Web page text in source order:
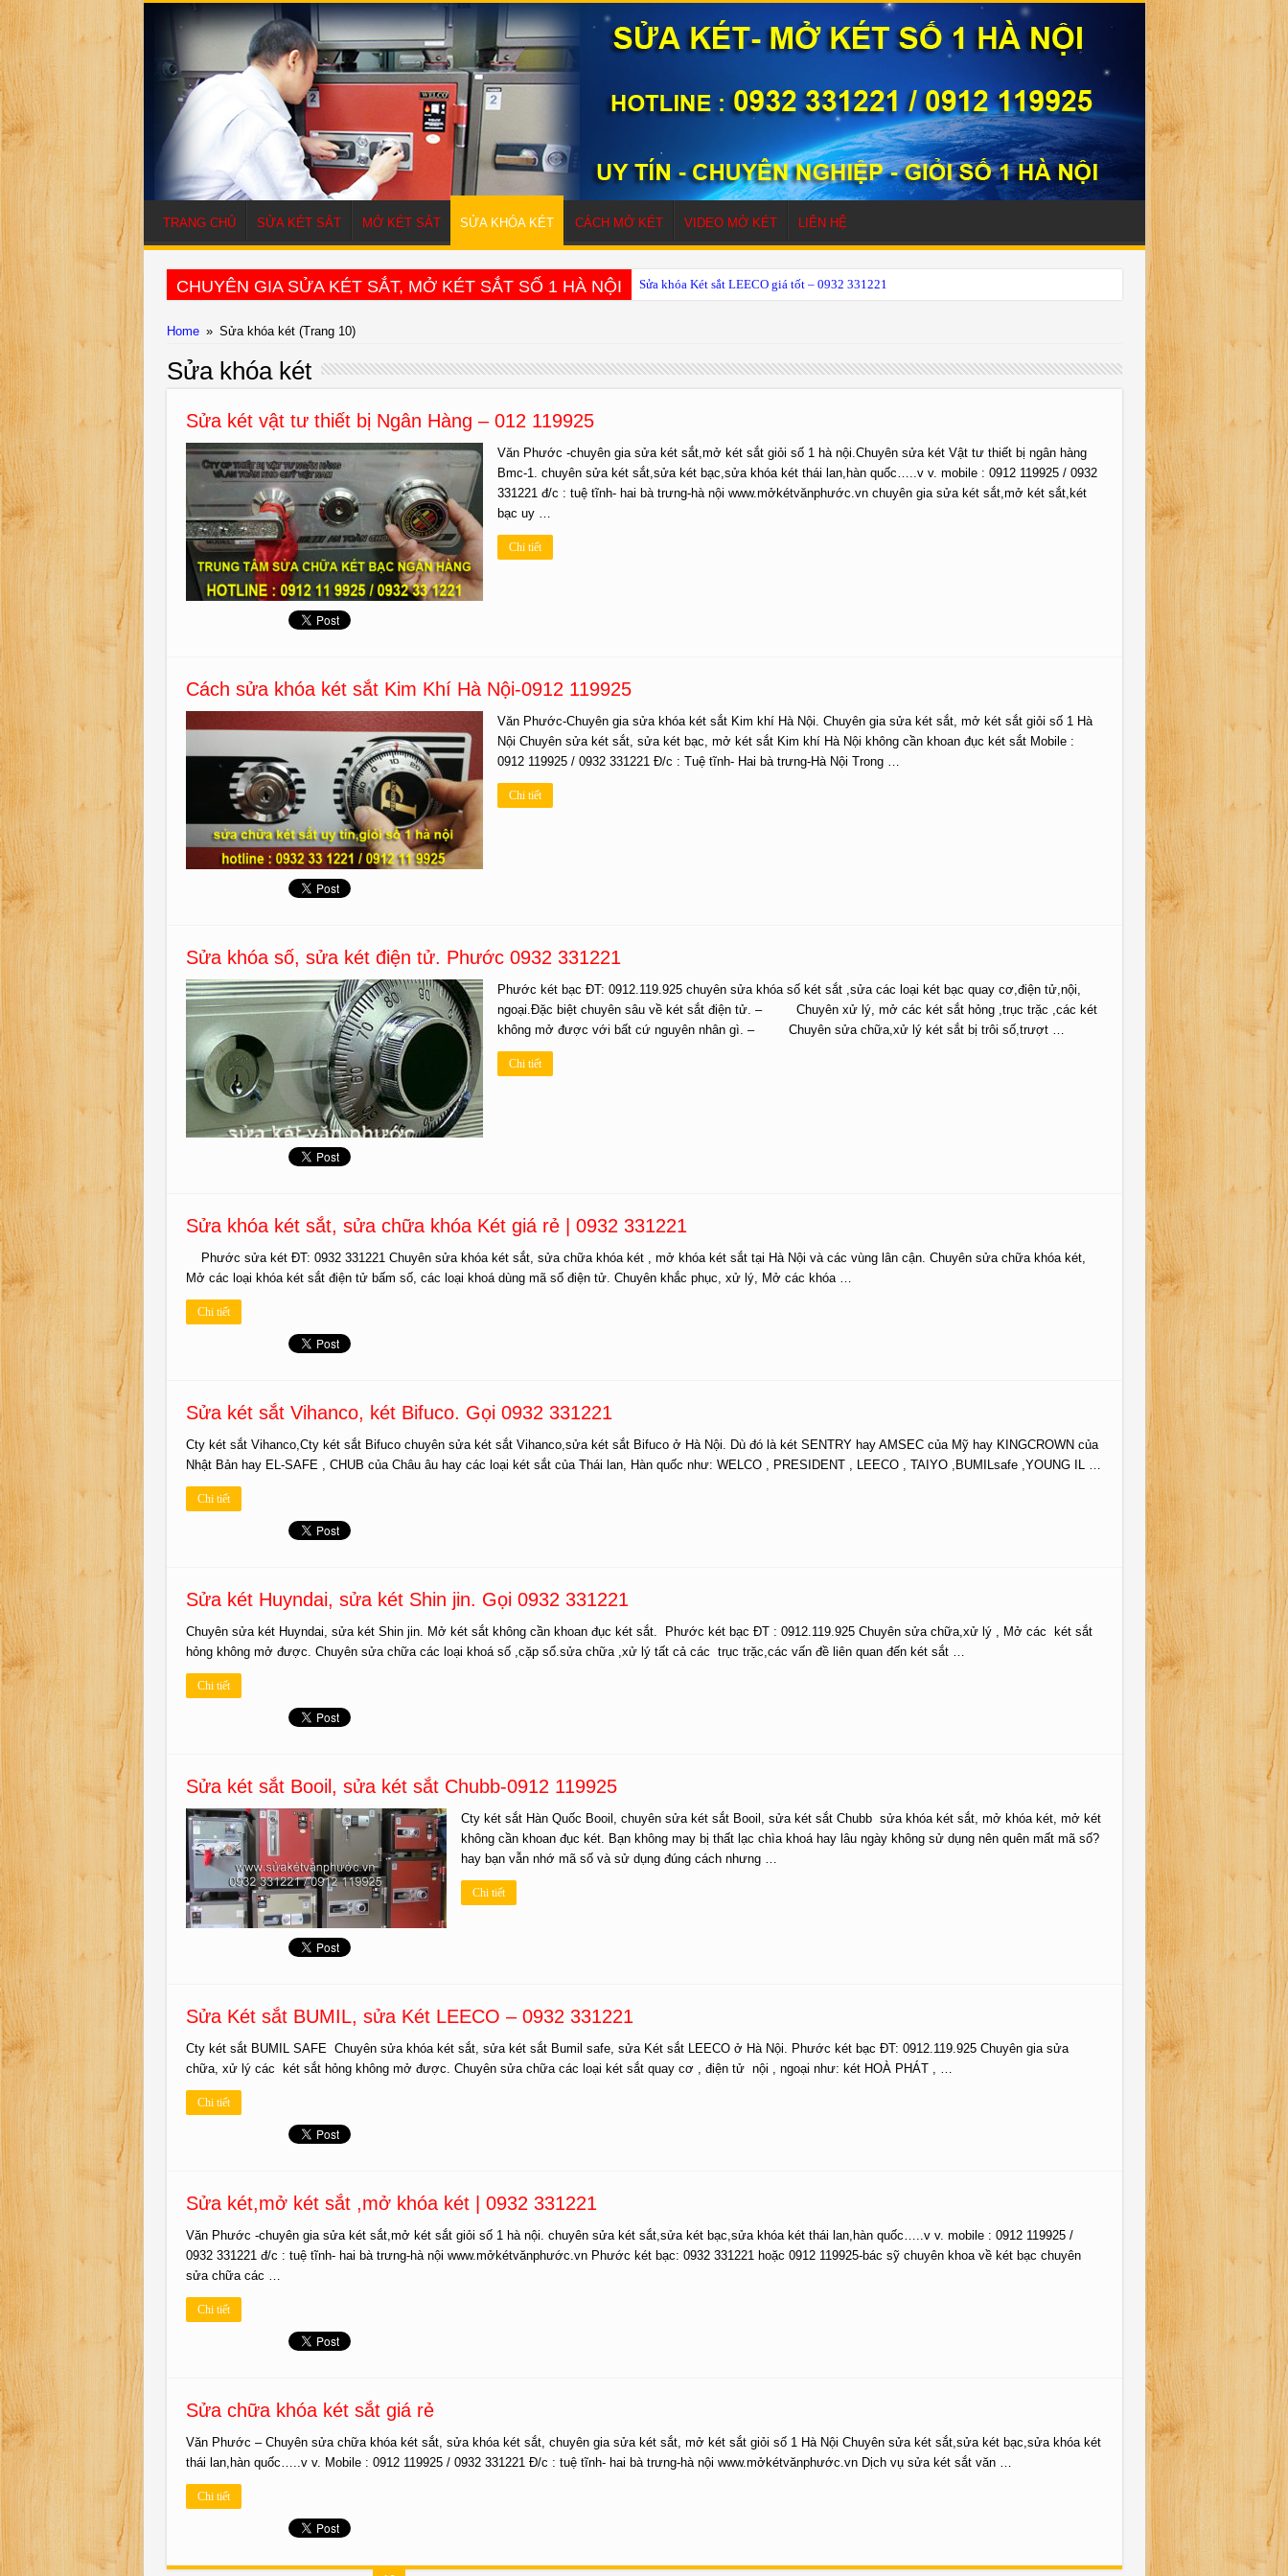
TRANG CHỦ SỬA KÉT SẮT MỞ KÉT SẮT SỬA KHÓA KÉT CÁCH MỞ KÉT VIDEO MỞ KÉT LIÊN HỆ
CHUYÊN GIA SỬA KÉT SẮT, MỞ KÉT SẮT SỐ 1 HÀ NỘI Sửa khóa Két sắt LEECO giá tốt – 0932 331221
Home » Sửa khóa két(Trang 10)
Sửa khóa két
Sửa két vật tư thiết bị Ngân Hàng – 012 119925
Văn Phước -chuyên gia sửa két sắt,mở két sắt giỏi số 1 hà nội.Chuyên sửa két Vật tư thiết bị ngân hàng
Bmc-1. chuyên sửa két sắt,sửa két bạc,sửa khóa két thái lan,hàn quốc…..v v. mobile : 0912 119925 / 0932
331221 đ/c : tuệ tĩnh- hai bà trưng-hà nội www.mởkétvănphước.vn chuyên gia sửa két sắt,mở két sắt,két
bạc uy …
Chi tiết
Cách sửa khóa két sắt Kim Khí Hà Nội-0912 119925
Văn Phước-Chuyên gia sửa khóa két sắt Kim khí Hà Nội. Chuyên gia sửa két sắt, mở két sắt giỏi số 1 Hà
Nội Chuyên sửa két sắt, sửa két bạc, mở két sắt Kim khí Hà Nội không cần khoan đục két sắt Mobile :
0912 119925 / 0932 331221 Đ/c : Tuệ tĩnh- Hai bà trưng-Hà Nội Trong …
Chi tiết
Sửa khóa số, sửa két điện tử. Phước 0932 331221
Phước két bạc ĐT: 0912.119.925 chuyên sửa khóa số két sắt ,sửa các loại két bạc quay cơ,điện tử,nội,
ngoại.Đặc biệt chuyên sâu về két sắt điện tử. – Chuyên xử lý, mở các két sắt hỏng ,trục trặc ,các két
không mở được với bất cứ nguyên nhân gì. – Chuyên sửa chữa,xử lý két sắt bị trôi số,trượt …
Chi tiết
Sửa khóa két sắt, sửa chữa khóa Két giá rẻ | 0932 331221
Phước sửa két ĐT: 0932 331221 Chuyên sửa khóa két sắt, sửa chữa khóa két , mở khóa két sắt tại Hà Nội và các vùng lân cận. Chuyên sửa chữa khóa két,
Mở các loại khóa két sắt điện tử bấm số, các loại khoá dùng mã số điện tử. Chuyên khắc phục, xử lý, Mở các khóa …
Chi tiết
Sửa két sắt Vihanco, két Bifuco. Gọi 0932 331221
Cty két sắt Vihanco,Cty két sắt Bifuco chuyên sửa két sắt Vihanco,sửa két sắt Bifuco ở Hà Nội. Dù đó là két SENTRY hay AMSEC của Mỹ hay KINGCROWN của
Nhật Bản hay EL-SAFE , CHUB của Châu âu hay các loại két sắt của Thái lan, Hàn quốc như: WELCO , PRESIDENT , LEECO , TAIYO ,BUMILsafe ,YOUNG IL …
Chi tiết
Sửa két Huyndai, sửa két Shin jin. Gọi 0932 331221
Chuyên sửa két Huyndai, sửa két Shin jin. Mở két sắt không cần khoan đục két sắt. Phước két bạc ĐT : 0912.119.925 Chuyên sửa chữa,xử lý , Mở các két sắt
hỏng không mở được. Chuyên sửa chữa các loại khoá số ,cặp sổ.sửa chữa ,xử lý tất cả các trục trặc,các vấn đề liên quan đến két sắt …
Chi tiết
Sửa két sắt Booil, sửa két sắt Chubb-0912 119925
Cty két sắt Hàn Quốc Booil, chuyên sửa két sắt Booil, sửa két sắt Chubb sửa khóa két sắt, mở khóa két, mở két
không cần khoan đục két. Bạn không may bị thất lạc chìa khoá hay lâu ngày không sử dụng nên quên mất mã số?
hay bạn vẫn nhớ mã số và sử dụng đúng cách nhưng …
Chi tiết
Sửa Két sắt BUMIL, sửa Két LEECO – 0932 331221
Cty két sắt BUMIL SAFE Chuyên sửa khóa két sắt, sửa két sắt Bumil safe, sửa Két sắt LEECO ở Hà Nội. Phước két bạc ĐT: 0912.119.925 Chuyên gia sửa
chữa, xử lý các két sắt hỏng không mở được. Chuyên sửa chữa các loại két sắt quay cơ , điện tử nội , ngoại như: két HOÀ PHÁT , …
Chi tiết
Sửa két,mở két sắt ,mở khóa két | 0932 331221
Văn Phước -chuyên gia sửa két sắt,mở két sắt giỏi số 1 hà nội. chuyên sửa két sắt,sửa két bạc,sửa khóa két thái lan,hàn quốc…..v v. mobile : 0912 119925 /
0932 331221 đ/c : tuệ tĩnh- hai bà trưng-hà nội www.mởkétvănphước.vn Phước két bạc: 0932 331221 hoặc 0912 119925-bác sỹ chuyên khoa về két bạc chuyên
sửa chữa các …
Chi tiết
Sửa chữa khóa két sắt giá rẻ
Văn Phước – Chuyên sửa chữa khóa két sắt, sửa khóa két sắt, chuyên gia sửa két sắt, mở két sắt giỏi số 1 Hà Nội Chuyên sửa két sắt,sửa két bạc,sửa khóa két
thái lan,hàn quốc…..v v. Mobile : 0912 119925 / 0932 331221 Đ/c : tuệ tĩnh- hai bà trưng-hà nội www.mởkétvănphước.vn Dịch vụ sửa két sắt văn …
Chi tiết